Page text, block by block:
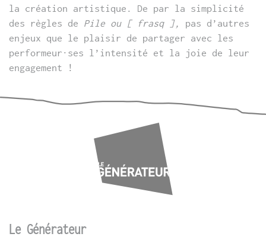
la création artistique. De par la simplicité
des règles de Pile ou [ frasq ],
pas d’autres
enjeux que le plaisir de partager avec les
performeur·ses l’intensité et la joie de leur
engagement !
Le Générateur